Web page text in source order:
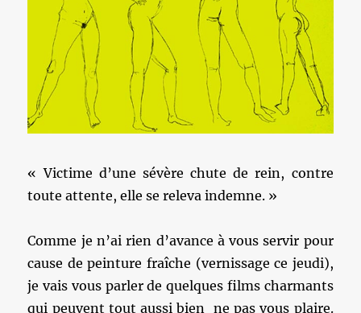
« Victime d’une sévère chute de rein, contre
toute attente, elle se releva indemne. »
Comme je n’ai rien d’avance à vous servir pour
cause de peinture fraîche (vernissage ce jeudi),
je vais vous parler de quelques films charmants
qui peuvent tout aussi bien ne pas vous plaire.